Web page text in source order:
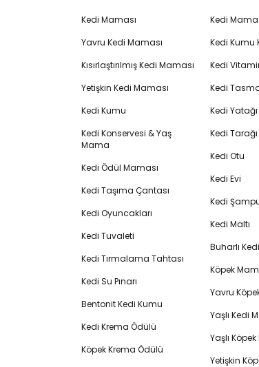
Kedi Maması
Yavru Kedi Maması
Kısırlaştırılmış Kedi Maması
Yetişkin Kedi Maması
Kedi Kumu
Kedi Konservesi & Yaş
Mama
Kedi Ödül Maması
Kedi Taşıma Çantası
Kedi Oyuncakları
Kedi Tuvaleti
Kedi Tırmalama Tahtası
Kedi Su Pınarı
Bentonit Kedi Kumu
Kedi Krema Ödülü
Köpek Krema Ödülü
Kedi Mama
Kedi Kumu
Kedi
Kedi
Kedi Yatağı
Kedi Tarağı
Kedi Otu
Kedi Evi
Kedi
Kedi Maltı
Buharlı
Köpek
Yavru
Yaşlı Kedi
Yaşlı
Yetişkin